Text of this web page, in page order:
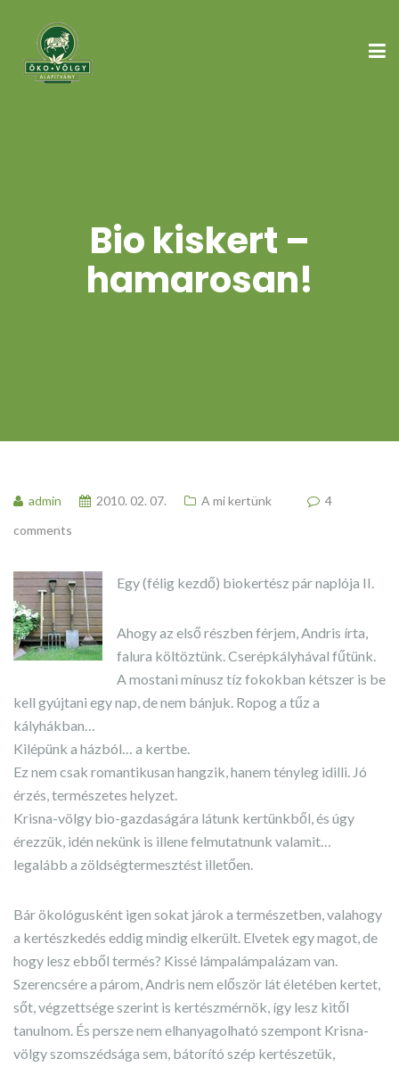
Bio kiskert –
hamarosan!
admin 2010. 02. 07. A mi kertünk
4
comments
Egy (félig kezdő) biokertész pár naplója II.
Ahogy az első részben férjem, Andris írta,
falura költöztünk. Cserépkályhával fűtünk.
A mostani mínusz tíz fokokban kétszer is be
kell gyújtani egy nap, de nem bánjuk. Ropog a tűz a
kályhákban…
Kilépünk a házból… a kertbe.
Ez nem csak romantikusan hangzik, hanem tényleg idilli. Jó
érzés, természetes helyzet.
Krisna-völgy bio-gazdaságára látunk kertünkből, és úgy
érezzük, idén nekünk is illene felmutatnunk valamit…
legalább a zöldségtermesztést illetően.
Bár ökológusként igen sokat járok a természetben, valahogy
a kertészkedés eddig mindig elkerült. Elvetek egy magot, de
hogy lesz ebből termés? Kissé lámpalámpalázam van.
Szerencsére a párom, Andris nem először lát életében kertet,
sőt, végzettsége szerint is kertészmérnök, így lesz kitől
tanulnom. És persze nem elhanyagolható szempont Krisna-
völgy szomszédsága sem, bátorító szép kertészetük,